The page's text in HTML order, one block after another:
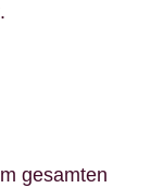
gesamten